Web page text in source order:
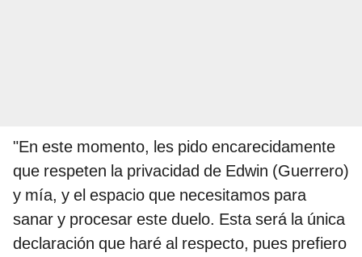
"En este momento, les pido encarecidamente
que respeten la privacidad de Edwin (Guerrero)
y mía, y el espacio que necesitamos para
sanar y procesar este duelo. Esta será la única
declaración que haré al respecto, pues prefiero